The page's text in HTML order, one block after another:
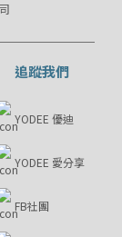
追蹤我們
YODEE 優迪
YODEE 愛分享
FB社團